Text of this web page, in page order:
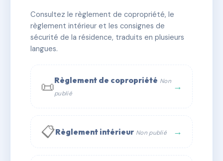
✓ Immatriculée 🏠 11 lots 🏗 4 bâtiment(s)
📞 Contacter Syndic Digital
Consultez le règlement de copropriété, le
règlement intérieur et les consignes de
sécurité de la résidence, traduits en plusieurs
langues.
📜Règlement de copropriété Non
publié
→
📋Règlement intérieur Non publié →